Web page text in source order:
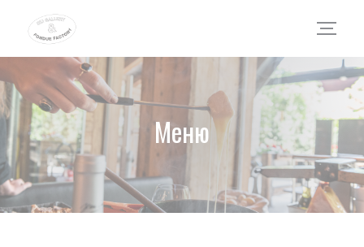
Панель управления cookies
Меню